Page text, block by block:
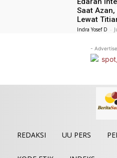
Saat
Lewat
Indra Yosef D -
-
REDAKSI UU PERS